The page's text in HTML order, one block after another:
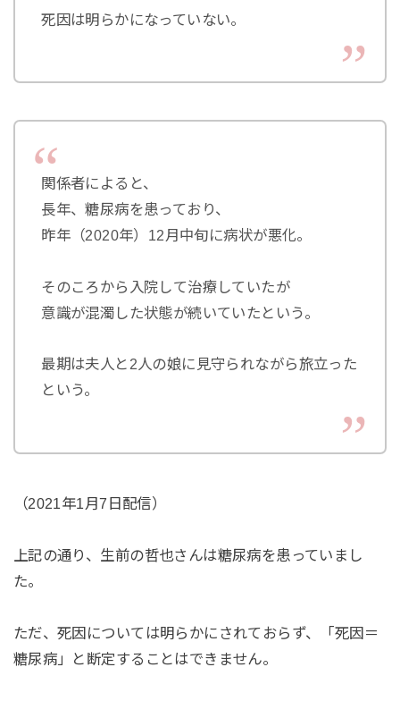
死因は明らかになっていない。
関係者によると、
長年、糖尿病を患っており、
昨年（2020年）12月中旬に病状が悪化。
そのころから入院して治療していたが
意識が混濁した状態が続いていたという。
最期は夫人と2人の娘に見守られながら旅立った
という。
（2021年1月7日配信）
上記の通り、生前の哲也さんは糖尿病を患っていまし
た。
ただ、死因については明らかにされておらず、「死因＝
糖尿病」と断定することはできません。